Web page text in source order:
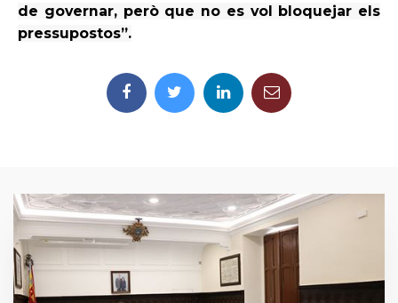
de governar, però que no es vol bloquejar els
pressupostos”.